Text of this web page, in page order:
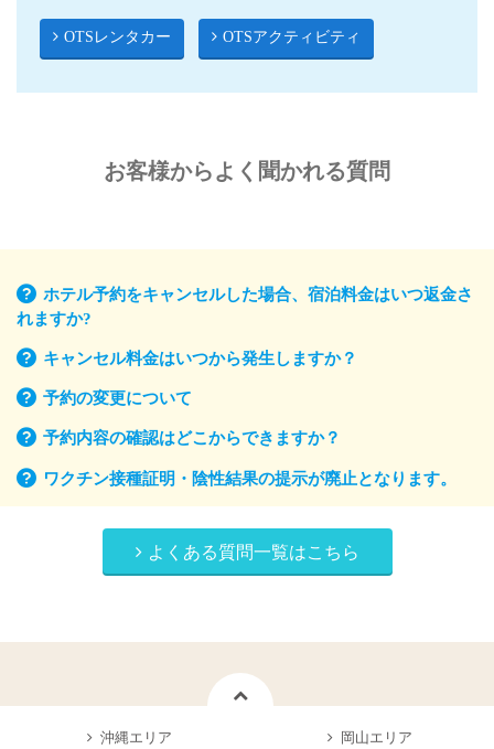
OTSレンタカー OTSアクティビティ
お客様からよく聞かれる質問
ホテル予約をキャンセルした場合、宿泊料金はいつ返金さ
れますか?
キャンセル料金はいつから発生しますか？
予約の変更について
予約内容の確認はどこからできますか？
ワクチン接種証明・陰性結果の提示が廃止となります。
よくある質問一覧はこちら
沖縄エリア 岡山エリア